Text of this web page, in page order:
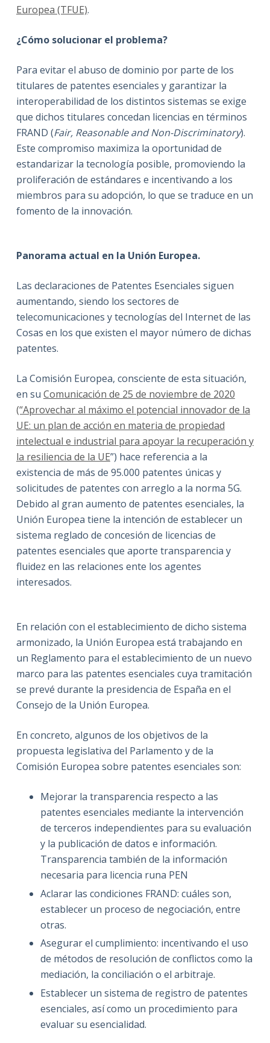
Europea (TFUE).
¿Cómo solucionar el problema?
Para evitar el abuso de dominio por parte de los
titulares de patentes esenciales y garantizar la
interoperabilidad de los distintos sistemas se exige
que dichos titulares concedan licencias en términos
FRAND (Fair, Reasonable and Non-Discriminatory).
Este compromiso maximiza la oportunidad de
estandarizar la tecnología posible, promoviendo la
proliferación de estándares e incentivando a los
miembros para su adopción, lo que se traduce en un
fomento de la innovación.
Panorama actual en la Unión Europea.
Las declaraciones de Patentes Esenciales siguen
aumentando, siendo los sectores de
telecomunicaciones y tecnologías del Internet de las
Cosas en los que existen el mayor número de dichas
patentes.
La Comisión Europea, consciente de esta situación,
en su Comunicación de 25 de noviembre de 2020
(“Aprovechar al máximo el potencial innovador de la
UE: un plan de acción en materia de propiedad
intelectual e industrial para apoyar la recuperación y
la resiliencia de la UE”) hace referencia a la
existencia de más de 95.000 patentes únicas y
solicitudes de patentes con arreglo a la norma 5G.
Debido al gran aumento de patentes esenciales, la
Unión Europea tiene la intención de establecer un
sistema reglado de concesión de licencias de
patentes esenciales que aporte transparencia y
fluidez en las relaciones ente los agentes
interesados.
En relación con el establecimiento de dicho sistema
armonizado, la Unión Europea está trabajando en
un Reglamento para el establecimiento de un nuevo
marco para las patentes esenciales cuya tramitación
se prevé durante la presidencia de España en el
Consejo de la Unión Europea.
En concreto, algunos de los objetivos de la
propuesta legislativa del Parlamento y de la
Comisión Europea sobre patentes esenciales son:
Mejorar la transparencia respecto a las
patentes esenciales mediante la intervención
de terceros independientes para su evaluación
y la publicación de datos e información.
Transparencia también de la información
necesaria para licencia runa PEN
Aclarar las condiciones FRAND: cuáles son,
establecer un proceso de negociación, entre
otras.
Asegurar el cumplimiento: incentivando el uso
de métodos de resolución de conflictos como la
mediación, la conciliación o el arbitraje.
Establecer un sistema de registro de patentes
esenciales, así como un procedimiento para
evaluar su esencialidad.